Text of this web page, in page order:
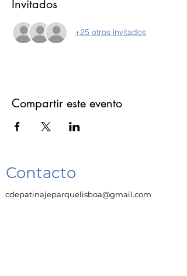
Invitados
+25 otros invitados
Compartir este evento
Contacto
cdepatinajeparquelisboa@gmail.com